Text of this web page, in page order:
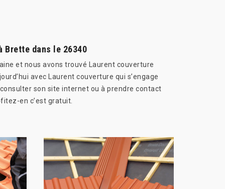
Brette dans le 26340
et nous avons trouvé Laurent couverture
avec Laurent couverture qui s’engage
son site internet ou à prendre contact
en c’est gratuit.